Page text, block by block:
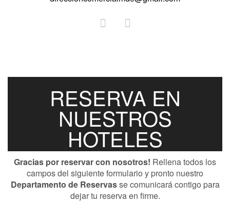
RESERVA EN
NUESTROS
HOTELES
Gracias por reservar con nosotros! Rellena todos los
campos del siguiente formulario y pronto nuestro
Departamento de Reservasse comunicará contigo para
dejar tu reserva en firme.